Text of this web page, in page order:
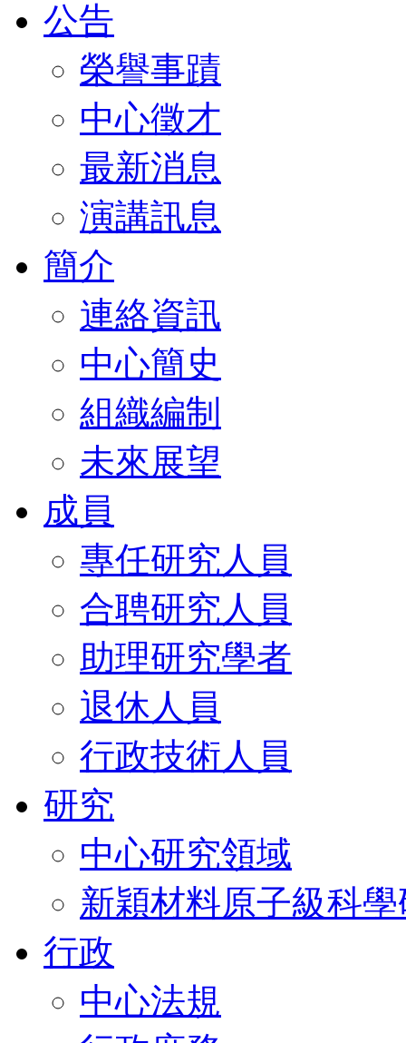
公告
榮譽事蹟
中心徵才
最新消息
演講訊息
簡介
連絡資訊
中心簡史
組織編制
未來展望
成員
專任研究人員
合聘研究人員
助理研究學者
退休人員
行政技術人員
研究
中心研究領域
新穎材料原子級科
行政
中心法規